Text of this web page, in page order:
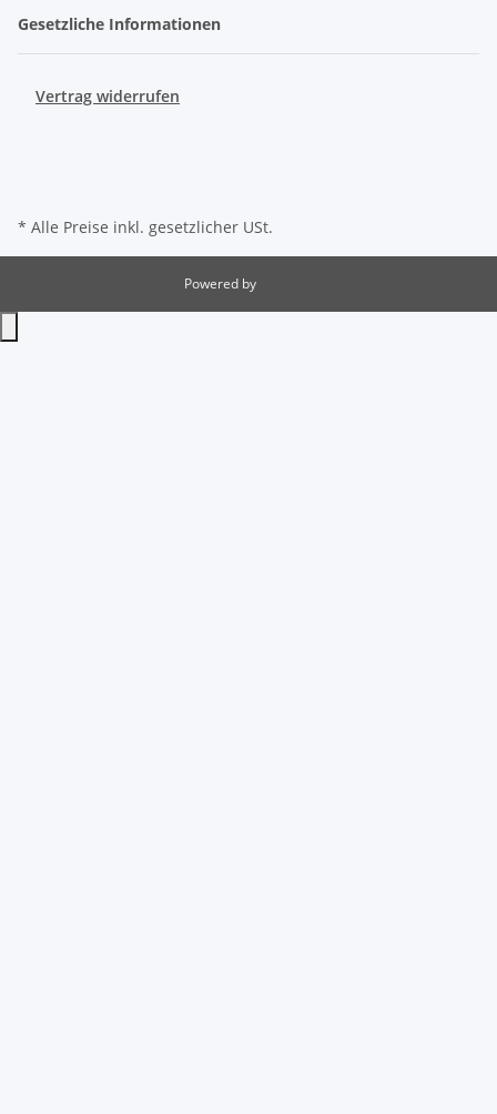
Gesetzliche Informationen
Vertrag widerrufen
* Alle Preise inkl. gesetzlicher USt.
Powered by